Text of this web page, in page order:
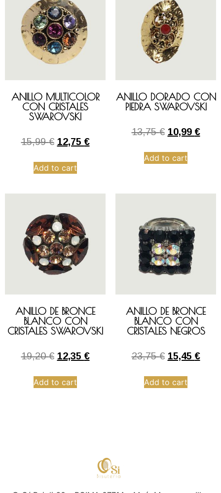
ANILLO MULTICOLOR
CON CRISTALES
SWAROVSKI
15,99€ 12,75 €
Add to cart
ANILLO DORADO CON
PIEDRA SWAROVSKI
13,75€ 10,99 €
Add to cart
ANILLO DE BRONCE
BLANCO CON
CRISTALES SWAROVSKI
19,20€ 12,35 €
Add to cart
ANILLO DE BRONCE
BLANCO CON
CRISTALES NEGROS
23,75€ 15,45 €
Add to cart